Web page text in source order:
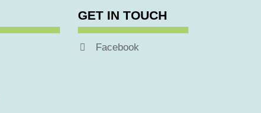
GET IN TOUCH
Facebook